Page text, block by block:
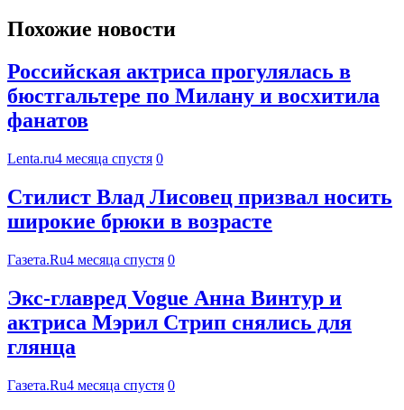
Похожие новости
Российская актриса прогулялась в
бюстгальтере по Милану и восхитила
фанатов
Lenta.ru4 месяца спустя 0
Стилист Влад Лисовец призвал носить
широкие брюки в возрасте
Газета.Ru4 месяца спустя 0
Экс-главред Vogue Анна Винтур и
актриса Мэрил Стрип снялись для
глянца
Газета.Ru4 месяца спустя 0